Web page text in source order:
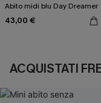
Abito midi blu Day Dreamer
43,00 €
ACQUISTATI